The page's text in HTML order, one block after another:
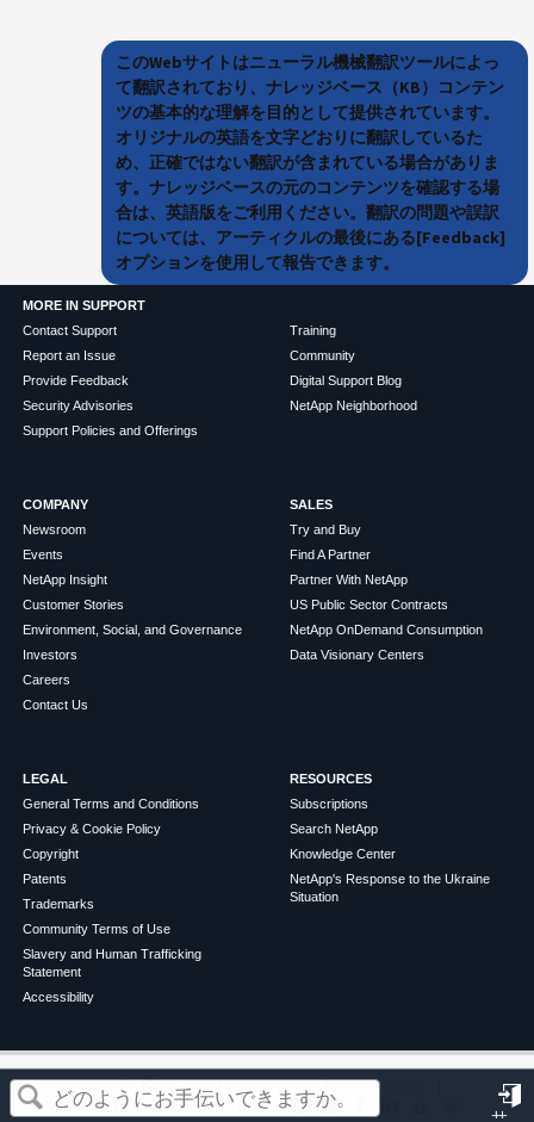
サ
この記事は役に立ちましたか？
このWebサイトはニューラル機械翻訳ツールによっ
て翻訳されており、ナレッジベース（KB）コンテン
ツの基本的な理解を目的として提供されています。
オリジナルの英語を文字どおりに翻訳しているた
め、正確ではない翻訳が含まれている場合がありま
す。ナレッジベースの元のコンテンツを確認する場
合は、英語版をご利用ください。翻訳の問題や誤訳
については、アーティクルの最後にある[Feedback]
オプションを使用して報告できます。
MORE IN SUPPORT
Contact Support
Report an Issue
Provide Feedback
Security Advisories
Support Policies and Offerings
Training
Community
Digital Support Blog
NetApp Neighborhood
COMPANY
Newsroom
Events
NetApp Insight
Customer Stories
Environment, Social, and Governance
Investors
Careers
Contact Us
SALES
Try and Buy
Find A Partner
Partner With NetApp
US Public Sector Contracts
NetApp OnDemand Consumption
Data Visionary Centers
LEGAL
General Terms and Conditions
Privacy & Cookie Policy
Copyright
Patents
Trademarks
Community Terms of Use
Slavery and Human Trafficking
Statement
Accessibility
RESOURCES
Subscriptions
Search NetApp
Knowledge Center
NetApp's Response to the Ukraine
Situation
©2026 NetApp English Terms of Use
Privacy Policy
Cookie Policy
Cookie Settings